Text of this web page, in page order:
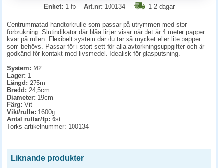
Enhet: 1 fp Art.nr: 100134 1-2 dagar
Centrummatad handtorkrulle som passar på utrymmen med stor
förbrukning. Slutindikator där blåa linjer visar när det är 4 meter papper
kvar på rullen. Flexibelt system där du tar så mycket eller lite papper
som behövs. Passar för i stort sett för alla avtorkningsuppgifter och är
godkänd för kontakt med livsmedel. Idealisk för glasputsning.
System: M2
Lager: 1
Längd: 275m
Bredd: 24,5cm
Diameter: 19cm
Färg: Vit
Vikt/rulle: 1600g
Antal rullar/fp: 6st
Torks artikelnummer: 100134
Liknande produkter